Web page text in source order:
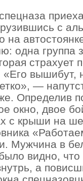
с
одна группа
страхует
вышибут,
—
Определив
окно, двое
с крыши на
Мужчина в
видно, что
а